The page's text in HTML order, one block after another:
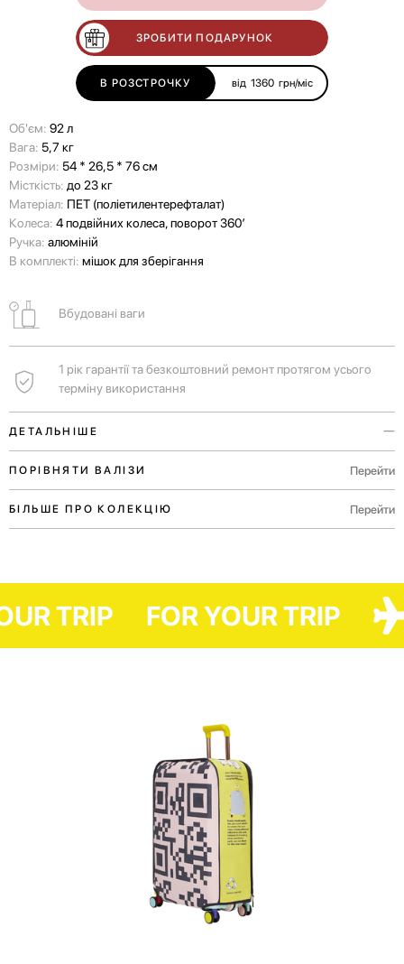
ЗРОБИТИ ПОДАРУНОК
В РОЗСТРОЧКУ від 1360 грн/міс
Об'єм: 92 л
Вага: 5,7 кг
Розміри: 54 * 26,5 * 76 см
Місткість: до 23 кг
Матеріал: ПЕТ (поліетилентерефталат)
Колеса: 4 подвійних колеса, поворот 360’
Ручка: алюміній
В комплекті: мішок для зберігання
Вбудовані ваги
1 рік гарантії та безкоштовний ремонт протягом усього
терміну використання
ДЕТАЛЬНІШЕ
Ми прагнули створити eco-friendly аксесуар, і нам це вдалося: на
виготовлення голографічного корпуса валізи пішло 130 ПЕТ-
пляшок.
Приємний бонус: вбудовані ваги допоможуть самостійно дізнатись
ПОРІВНЯТИ ВАЛІЗИ Перейти
БІЛЬШЕ ПРО КОЛЕКЦІЮ Перейти
YOUR TRIP FOR YOUR TRIP